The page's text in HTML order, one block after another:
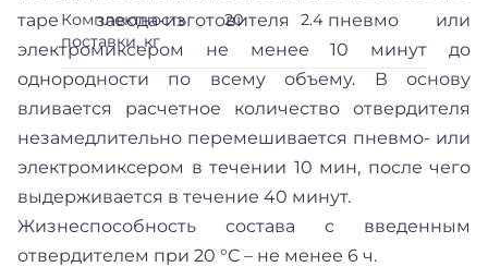
Комплектность
поставки, кг
20 2.4
таре завода-изготовителя пневмо или
электромиксером не менее 10 минут до
однородности по всему объему. В основу
вливается расчетное количество отвердителя
незамедлительно перемешивается пневмо- или
электромиксером в течении 10 мин, после чего
выдерживается в течение 40 минут.
Жизнеспособность состава с введенным
отвердителем при 20 °С – не менее 6 ч.